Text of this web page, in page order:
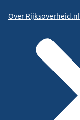
Over Rijksoverheid.nl